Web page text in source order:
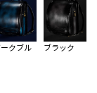
クブル
ブラック